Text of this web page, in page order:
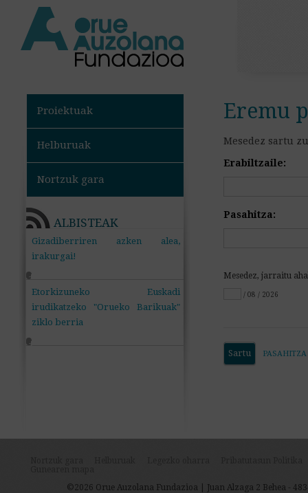
Proiektuak
Helburuak
Nortzuk gara
ALBISTEAK
Gizadiberriren azken alea,
irakurgai!
+
Etorkizuneko Euskadi
irudikatzeko "Orueko Barikuak"
ziklo berria
+
Eremu
Mesedez sartu
Erabiltzaile:
Pasahitza:
Mesedez, jarraitu
/ 08 / 2026
©2026 Orue Auzolana Fundazioa | Juan Alzaga 2 Behea -